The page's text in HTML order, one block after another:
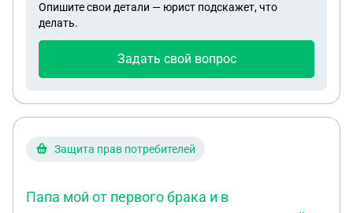
Опишите свои детали — юрист подскажет, что
делать.
Задать свой вопрос
Защита прав потребителей
Папа мой от первого брака и в